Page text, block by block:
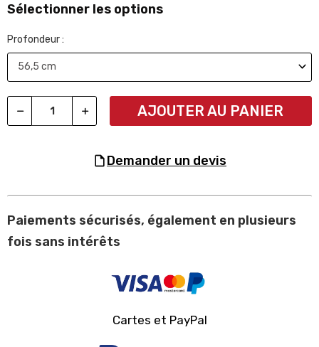
Sélectionner les options
Profondeur :
AJOUTER AU PANIER
demander un devis
Paiements sécurisés, également en plusieurs
fois sans intérêts
Cartes et PayPal